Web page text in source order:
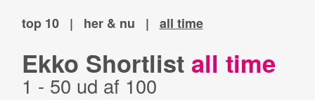
top 10 | her & nu | all time
Ekko Shortlist all time
1 - 50 ud af 100